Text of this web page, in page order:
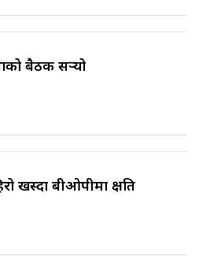
बैठक सर्‍यो
खस्दा बीओपीमा क्षति